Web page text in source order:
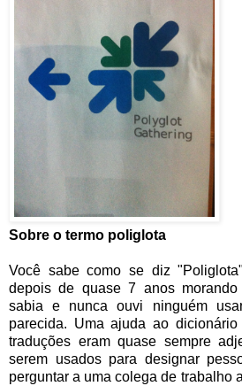
Sobre o termo poliglota
Você sabe como se diz
depois de quase 7 anos
sabia e nunca ouvi ninguém
parecida. Uma ajuda ao
traduções eram quase sempre
serem usados para designar
perguntar a uma colega de trabalho